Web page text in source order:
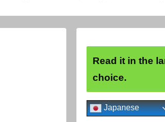
Read it in the
choice.
Japanese